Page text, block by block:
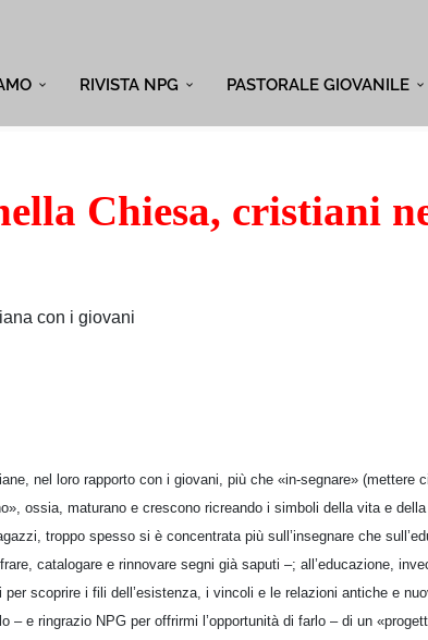
RIVISTA NPG PASTORALE GIOVANILE
Chiesa, cristiani
con i giovani
nel loro rapporto con i giovani, più che «in-segnare» (mettere
ossia, maturano e crescono ricreando i simboli della vita e
troppo spesso si è concentrata più sull’insegnare che
catalogare e rinnovare segni già saputi –; all’educazione,
per scoprire i fili dell’esistenza, i vincoli e le relazioni antiche e
– e ringrazio NPG per offrirmi l’opportunità di farlo – di un